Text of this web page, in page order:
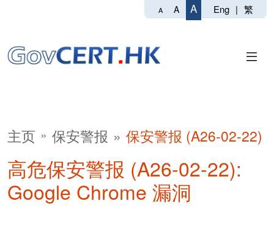
A A A Eng | 繁
主页 保安警报 保安警报 (A26-02-22)
高危保安警报 (A26-02-22):
Google Chrome 漏洞